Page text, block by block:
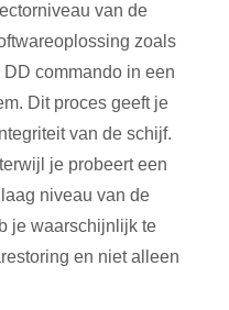
van de
zoals
DD commando in een
Dit proces geeft je
van de schijf.
je probeert een
niveau van de
je waarschijnlijk te
en niet alleen